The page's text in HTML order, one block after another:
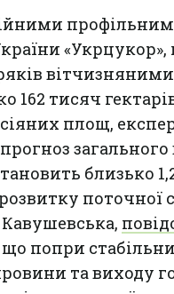
162 тисяч
площ,
близько
поточної
Кавушевська,
попри
та виходу